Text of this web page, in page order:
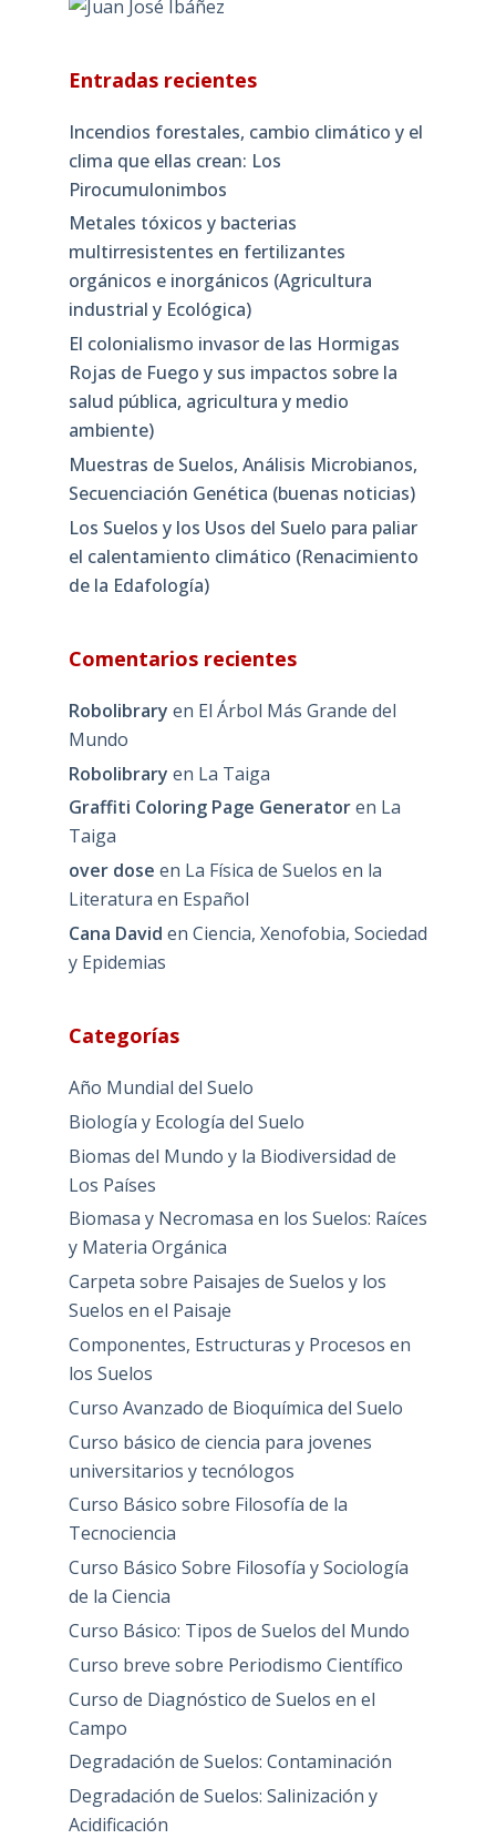
Entradas recientes
Incendios forestales, cambio climático y el
clima que ellas crean: Los
Pirocumulonimbos
Metales tóxicos y bacterias
multirresistentes en fertilizantes
orgánicos e inorgánicos (Agricultura
industrial y Ecológica)
El colonialismo invasor de las Hormigas
Rojas de Fuego y sus impactos sobre la
salud pública, agricultura y medio
ambiente)
Muestras de Suelos, Análisis Microbianos,
Secuenciación Genética (buenas noticias)
Los Suelos y los Usos del Suelo para paliar
el calentamiento climático (Renacimiento
de la Edafología)
Comentarios recientes
Robolibrary en El Árbol Más Grande del
Mundo
Robolibrary en La Taiga
Graffiti Coloring Page Generatoren La
Taiga
over dose en La Física de Suelos en la
Literatura en Español
Cana David en Ciencia, Xenofobia, Sociedad
y Epidemias
Categorías
Año Mundial del Suelo
Biología y Ecología del Suelo
Biomas del Mundo y la Biodiversidad de
Los Países
Biomasa y Necromasa en los Suelos: Raíces
y Materia Orgánica
Carpeta sobre Paisajes de Suelos y los
Suelos en el Paisaje
Componentes, Estructuras y Procesos en
los Suelos
Curso Avanzado de Bioquímica del Suelo
Curso básico de ciencia para jovenes
universitarios y tecnólogos
Curso Básico sobre Filosofía de la
Tecnociencia
Curso Básico Sobre Filosofía y Sociología
de la Ciencia
Curso Básico: Tipos de Suelos del Mundo
Curso breve sobre Periodismo Científico
Curso de Diagnóstico de Suelos en el
Campo
Degradación de Suelos: Contaminación
Degradación de Suelos: Salinización y
Acidificación